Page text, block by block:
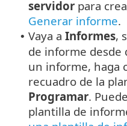
servidor para
Generar informe.
• Vaya a Informes,
de informe desde
un informe, haga
recuadro de la
Programar.
plantilla de